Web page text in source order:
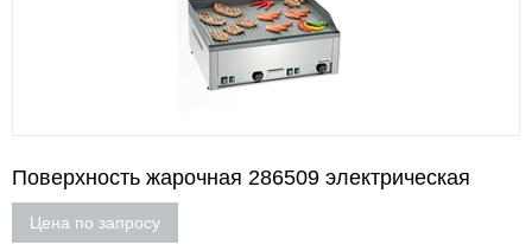
Поверхность жарочная 286509 электрическая
Цена по запросу